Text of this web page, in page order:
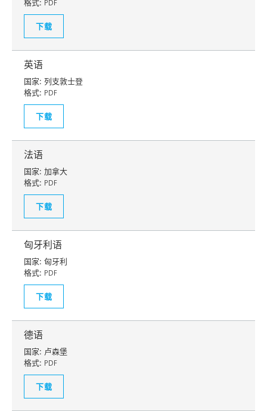
格式: PDF
下载
英语
国家: 列支敦士登
格式: PDF
下载
法语
国家: 加拿大
格式: PDF
下载
匈牙利语
国家: 匈牙利
格式: PDF
下载
德语
国家: 卢森堡
格式: PDF
下载